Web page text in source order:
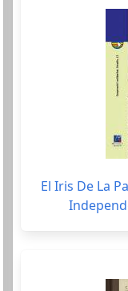
El Iris De La